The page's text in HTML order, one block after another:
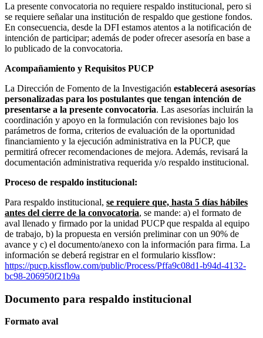
La presente convocatoria no requiere respaldo institucional, pero si
se requiere señalar una institución de respaldo que gestione fondos.
En consecuencia, desde la DFI estamos atentos a la notificación de
intención de participar; además de poder ofrecer asesoría en base a
lo publicado de la convocatoria.
Acompañamiento y Requisitos PUCP
La Dirección de Fomento de la Investigación establecerá asesorías
personalizadas para los postulantes que tengan intención de
presentarse a la presente convocatoria. Las asesorías incluirán la
coordinación y apoyo en la formulación con revisiones bajo los
parámetros de forma, criterios de evaluación de la oportunidad
financiamiento y la ejecución administrativa en la PUCP, que
permitirá ofrecer recomendaciones de mejora. Además, revisará la
documentación administrativa requerida y/o respaldo institucional.
Proceso de respaldo institucional:
Para respaldo institucional, se requiere que, hasta 5 días hábiles
antes del cierre de la convocatoria, se mande: a) el formato de
aval llenado y firmado por la unidad PUCP que respalda al equipo
de trabajo, b) la propuesta en versión preliminar con un 90% de
avance y c) el documento/anexo con la información para firma. La
información se deberá registrar en el formulario kissflow:
https://pucp.kissflow.com/public/Process/Pffa9c08d1-b94d-4132-
bc98-206950f21b9a
Documento para respaldo institucional
Formato aval